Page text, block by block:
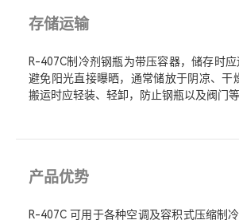
存储运输
R-407C制冷剂钢瓶为带压容器，储存时
避免阳光直接曝晒，通常储放于阴凉、干
搬运时应轻装、轻卸，防止钢瓶以及阀门等
产品优势
R-407C 可用于各种空调及容积式压缩制